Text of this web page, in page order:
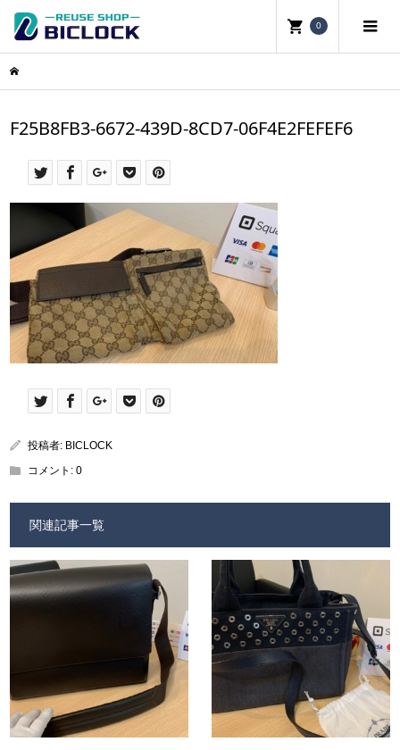
0
F25B8FB3-6672-439D-8CD7-06F4E2FEFEF6
投稿者: BICLOCK
コメント:0
関連記事一覧